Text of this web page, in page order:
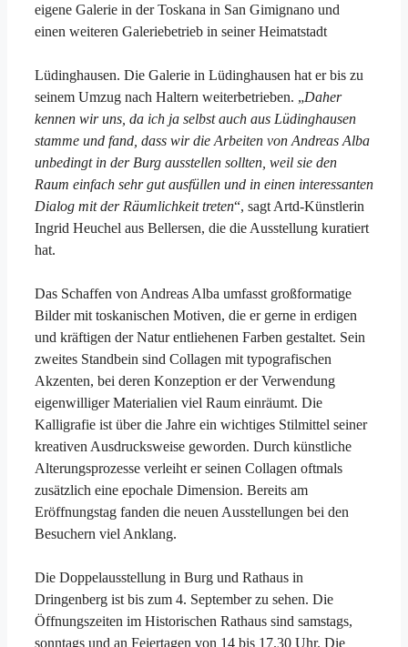
eigene Galerie in der Toskana in San Gimignano und
einen weiteren Galeriebetrieb in seiner Heimatstadt
Lüdinghausen. Die Galerie in Lüdinghausen hat er bis zu
seinem Umzug nach Haltern weiterbetrieben. „Daher
kennen wir uns, da ich ja selbst auch aus Lüdinghausen
stamme und fand, dass wir die Arbeiten von Andreas Alba
unbedingt in der Burg ausstellen sollten, weil sie den
Raum einfach sehr gut ausfüllen und in einen interessanten
Dialog mit der Räumlichkeit treten“, sagt Artd-Künstlerin
Ingrid Heuchel aus Bellersen, die die Ausstellung kuratiert
hat.
Das Schaffen von Andreas Alba umfasst großformatige
Bilder mit toskanischen Motiven, die er gerne in erdigen
und kräftigen der Natur entliehenen Farben gestaltet. Sein
zweites Standbein sind Collagen mit typografischen
Akzenten, bei deren Konzeption er der Verwendung
eigenwilliger Materialien viel Raum einräumt. Die
Kalligrafie ist über die Jahre ein wichtiges Stilmittel seiner
kreativen Ausdrucksweise geworden. Durch künstliche
Alterungsprozesse verleiht er seinen Collagen oftmals
zusätzlich eine epochale Dimension. Bereits am
Eröffnungstag fanden die neuen Ausstellungen bei den
Besuchern viel Anklang.
Die Doppelausstellung in Burg und Rathaus in
Dringenberg ist bis zum 4. September zu sehen. Die
Öffnungszeiten im Historischen Rathaus sind samstags,
sonntags und an Feiertagen von 14 bis 17.30 Uhr. Die